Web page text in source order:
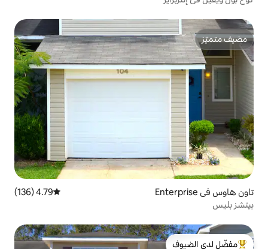
متوسط التقييم 4.79 من 5، 136 مراجعات
4.79 (136)